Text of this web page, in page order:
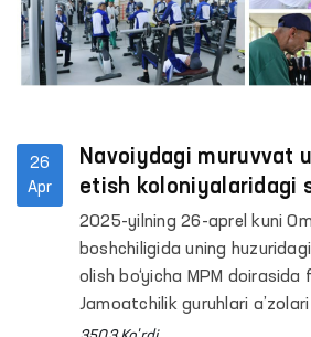
doim davlat himoyasi va
qilishiga hissa qo‘shishdan
26
Apr
Navoiydagi muruvvat
etish koloniyalaridagi
o‘rganildi
2025-yilning 26-aprel kuni
boshchiligida uning
olish bo‘yicha MPM
Jamoatchilik guruhlari
“Muruvvat” nogironligi